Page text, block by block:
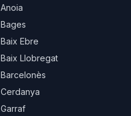
Anoia
Bages
Baix Ebre
Baix Llobregat
Barcelonès
Cerdanya
Garraf